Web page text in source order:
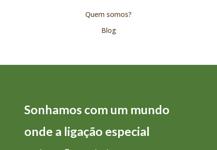
Quem somos?
Blog
Sonhamos com um mundo
onde a ligação especial